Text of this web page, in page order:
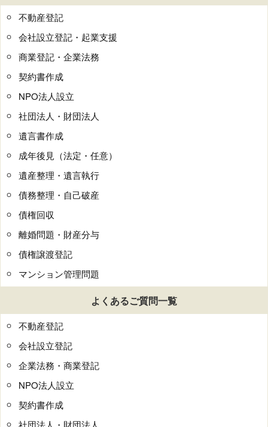
不動産登記
会社設立登記・起業支援
商業登記・企業法務
契約書作成
NPO法人設立
社団法人・財団法人
遺言書作成
成年後見（法定・任意）
遺産整理・遺言執行
債務整理・自己破産
債権回収
離婚問題・財産分与
債権譲渡登記
マンション管理問題
よくあるご質問一覧
不動産登記
会社設立登記
企業法務・商業登記
NPO法人設立
契約書作成
社団法人・財団法人